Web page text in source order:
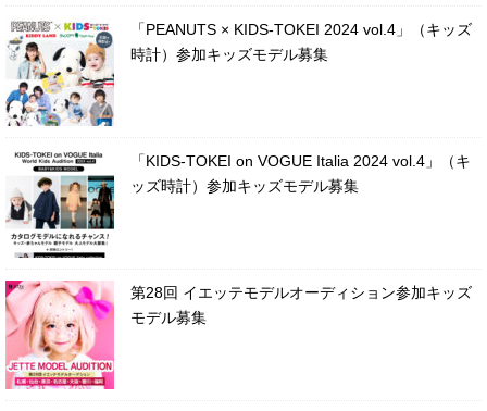
「PEANUTS × KIDS-TOKEI 2024 vol.4」（キッズ
時計）参加キッズモデル募集
「KIDS-TOKEI on VOGUE Italia 2024 vol.4」（キ
ッズ時計）参加キッズモデル募集
第28回 イエッテモデルオーディション参加キッズ
モデル募集